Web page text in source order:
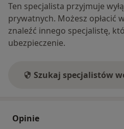
Ten specjalista przyjmuje
prywatnych. Możesz opłacić
znaleźć innego specjalistę,
ubezpieczenie.
Szukaj specjalistów
Opinie